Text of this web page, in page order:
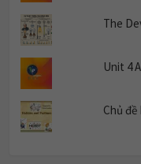
The
Unit 4
Chủ